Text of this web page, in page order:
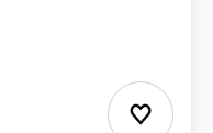
Ajouter